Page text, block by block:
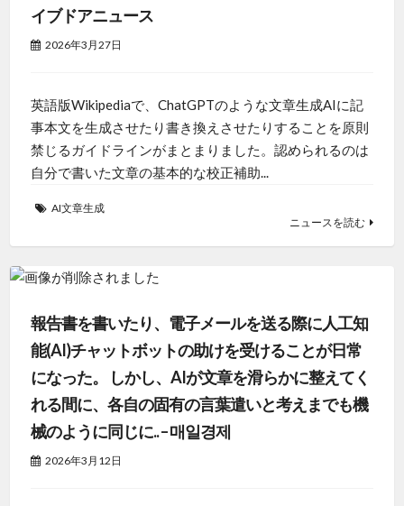
イブドアニュース
2026年3月27日
英語版Wikipediaで、ChatGPTのような文章生成AIに記
事本文を生成させたり書き換えさせたりすることを原則
禁じるガイドラインがまとまりました。認められるのは
自分で書いた文章の基本的な校正補助...
AI文章生成
ニュースを読む
報告書を書いたり、電子メールを送る際に人工知
能(AI)チャットボットの助けを受けることが日常
になった。 しかし、AIが文章を滑らかに整えてく
れる間に、各自の固有の言葉遣いと考えまでも機
械のように同じに.. – 매일경제
2026年3月12日